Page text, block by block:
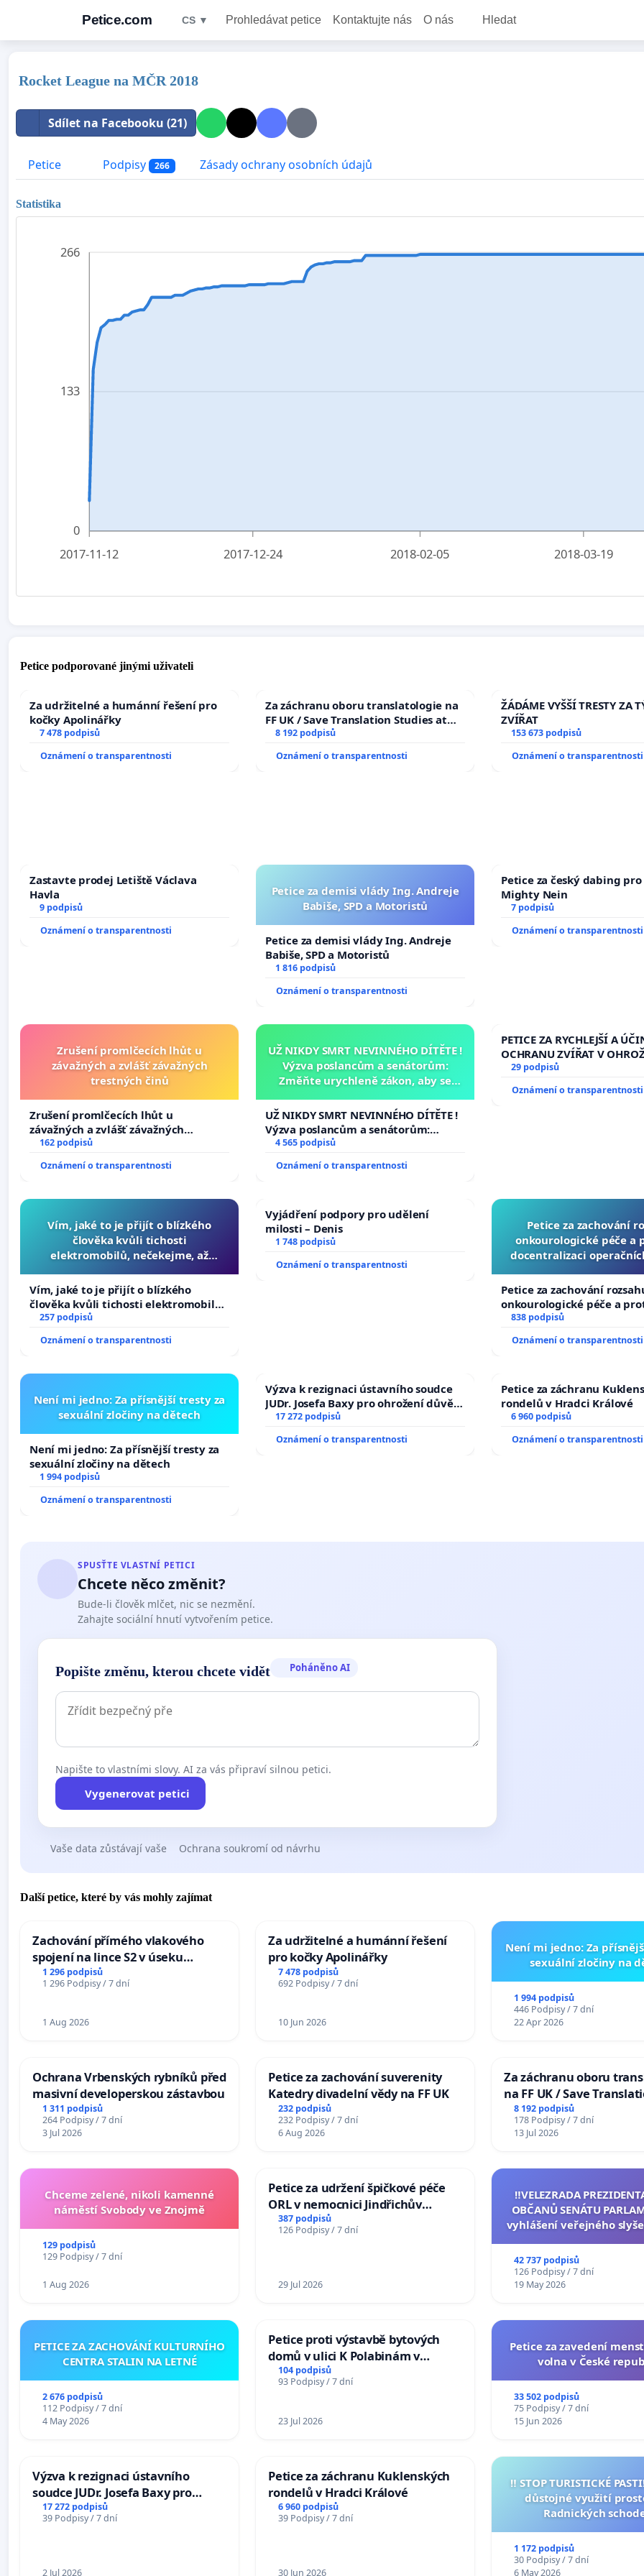
Petice.com CS ▼ Prohledávat petice Kontaktujte nás O nás Hledat
Rocket League na MČR 2018
Sdílet na Facebooku (21)
Petice Podpisy 266 Zásady ochrany osobních údajů
Statistika
0
133
266
2017-11-12 2017-12-24 2018-02-05 2018-03-19
Petice podporované jinými uživateli
Za udržitelné a humánní řešení pro
kočky Apolinářky
7 478 podpisů
Oznámení o transparentnosti
Za záchranu oboru translatologie na
FF UK / Save Translation Studies at
the Faculty of Arts, Charles
University
8 192 podpisů
Oznámení o transparentnosti
ŽÁDÁME VYŠŠÍ TRESTY ZA
ZVÍŘAT
153 673 podpisů
Oznámení o transparentnosti
Zastavte prodej Letiště Václava
Havla
9 podpisů
Oznámení o transparentnosti
Petice za demisi vlády Ing. Andreje
Babiše, SPD a Motoristů
Petice za demisi vlády Ing. Andreje
Babiše, SPD a Motoristů
1 816 podpisů
Oznámení o transparentnosti
Petice za český dabing
Mighty Nein
7 podpisů
Oznámení o transparentnosti
Zrušení promlčecích lhůt u
závažných a zvlášť závažných
trestných činů
Zrušení promlčecích lhůt u
závažných a zvlášť závažných
trestných činů
162 podpisů
Oznámení o transparentnosti
UŽ NIKDY SMRT NEVINNÉHO DÍTĚTE !
Výzva poslancům a senátorům:
Změňte urychleně zákon, aby se
opakovat!
UŽ NIKDY SMRT NEVINNÉHO DÍTĚTE !
Výzva poslancům a senátorům:
Změňte urychleně zákon, aby se
tragédie malé Viktorky už nemohla
opakovat!
4 565 podpisů
Oznámení o transparentnosti
PETICE ZA RYCHLEJŠÍ A
OCHRANU ZVÍŘAT V
29 podpisů
Oznámení o transparentnosti
Vím, jaké to je přijít o blízkého
člověka kvůli tichosti
elektromobilů, nečekejme, až
auta!
Vím, jaké to je přijít o blízkého
člověka kvůli tichosti elektromobilů,
nečekejme, až přibydou další,
zaveďme slyšitelná auta!
257 podpisů
Oznámení o transparentnosti
Vyjádření podpory pro udělení
milosti – Denis
1 748 podpisů
Oznámení o transparentnosti
Petice za zachování
onkourologické péče a
docentralizaci
Petice za zachování
onkourologické péče a
docentralizaci operačních
838 podpisů
Oznámení o transparentnosti
Není mi jedno: Za přísnější tresty za
sexuální zločiny na dětech
Není mi jedno: Za přísnější tresty za
sexuální zločiny na dětech
1 994 podpisů
Oznámení o transparentnosti
Výzva k rezignaci ústavního soudce
JUDr. Josefa Baxy pro ohrožení důvěry
ve spravedlivý proces
17 272 podpisů
Oznámení o transparentnosti
Petice za záchranu
rondelů v Hradci Králové
6 960 podpisů
Oznámení o transparentnosti
SPUSŤTE VLASTNÍ PETICI
Chcete něco změnit?
Bude-li člověk mlčet, nic se nezmění.
Zahajte sociální hnutí vytvořením petice.
Popište změnu, kterou chcete vidět Poháněno AI
Napište to vlastními slovy. AI za vás připraví silnou petici.
Vygenerovat petici
Vaše data zůstávají vaše Ochrana soukromí od návrhu
Další petice, které by vás mohly zajímat
Zachování přímého vlakového
spojení na lince S2 v úseku
Ostrava – Bohumín – Karviná –
Mosty u Jablunkova
1 296 podpisů
1 296 Podpisy / 7 dní
1 Aug 2026
Za udržitelné a humánní řešení
pro kočky Apolinářky
7 478 podpisů
692 Podpisy / 7 dní
10 Jun 2026
Není mi jedno: Za
sexuální zločiny na
1 994 podpisů
446 Podpisy / 7 dní
22 Apr 2026
Ochrana Vrbenských rybníků před
masivní developerskou zástavbou
1 311 podpisů
264 Podpisy / 7 dní
3 Jul 2026
Petice za zachování suverenity
Katedry divadelní vědy na FF UK
232 podpisů
232 Podpisy / 7 dní
6 Aug 2026
Za záchranu oboru
na FF UK / Save
Studies at the Faculty of
Charles University
8 192 podpisů
178 Podpisy / 7 dní
13 Jul 2026
Chceme zelené, nikoli kamenné
náměstí Svobody ve Znojmě
129 podpisů
129 Podpisy / 7 dní
1 Aug 2026
Petice za udržení špičkové péče
ORL v nemocnici Jindřichův
Hradec
387 podpisů
126 Podpisy / 7 dní
29 Jul 2026
‼️VELEZRADA
OBČANŮ SENÁTU
vyhlášení veřejného
na přijetí usnesení k
žaloby na prezidenta
42 737 podpisů
126 Podpisy / 7 dní
19 May 2026
PETICE ZA ZACHOVÁNÍ KULTURNÍHO
CENTRA STALIN NA LETNÉ
2 676 podpisů
112 Podpisy / 7 dní
4 May 2026
Petice proti výstavbě bytových
domů v ulici K Polabinám v
Pardubicích
104 podpisů
93 Podpisy / 7 dní
23 Jul 2026
Petice za zavedení
volna v České
33 502 podpisů
75 Podpisy / 7 dní
15 Jun 2026
Výzva k rezignaci ústavního
soudce JUDr. Josefa Baxy pro
ohrožení důvěry ve spravedlivý
proces
17 272 podpisů
39 Podpisy / 7 dní
2 Jul 2026
Petice za záchranu Kuklenských
rondelů v Hradci Králové
6 960 podpisů
39 Podpisy / 7 dní
30 Jun 2026
‼️ STOP TURISTICKÉ
důstojné využití
Radnických
1 172 podpisů
30 Podpisy / 7 dní
6 May 2026